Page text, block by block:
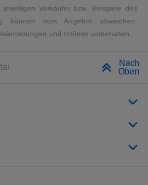
Verkäufer bzw. Beispiele des
können vom Angebot abweichen.
und Irrtümer vorbehalten.
Nach
Oben